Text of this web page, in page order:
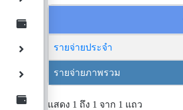
รายจ่ายประจำ
รายจ่ายภาพรวม
แสดง 1 ถึง 1 จาก 1 แถว